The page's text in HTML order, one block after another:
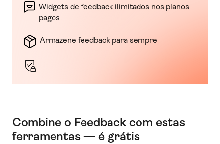
Widgets de feedback ilimitados nos planos
pagos
Armazene feedback para sempre
Combine o Feedback com estas
ferramentas — é grátis